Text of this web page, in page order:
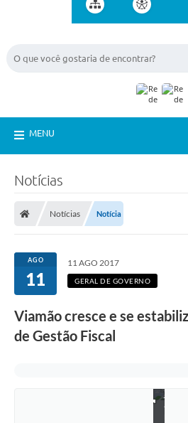
MENU
Notícias
Notícias Notícia
AGO
11
11 AGO 2017
GERAL DE GOVERNO
Viamão cresce e se
de Gestão Fiscal
w
w
j
a